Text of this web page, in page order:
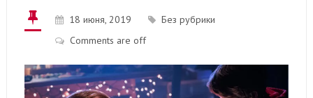
18 июня, 2019
Без рубрики
Comments are off